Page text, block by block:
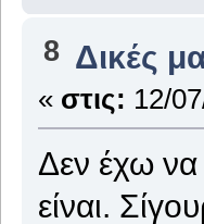
8 Δικές
« στις: 12/
Δεν έχω να
είναι.